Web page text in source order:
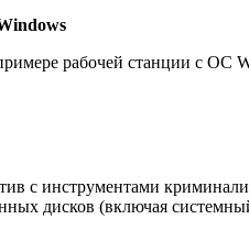
рабочей станции с ОС
с инструментами
дисков (включая